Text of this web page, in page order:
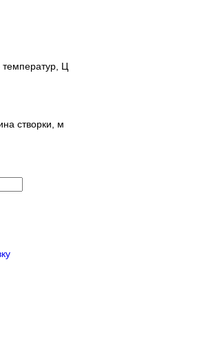
температур, Ц
створки, м